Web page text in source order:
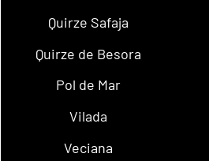
Quirze Safaja
Quirze de Besora
Pol de Mar
Vilada
Veciana